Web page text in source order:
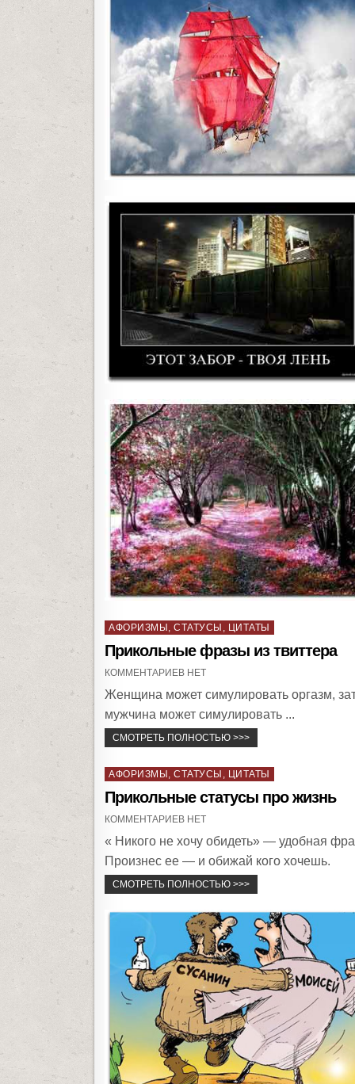
P
o
s
d
i
n
АФОРИЗМЫ, СТАТУСЫ, ЦИТАТЫ
Прикольные фразы из твиттера
КОММЕНТАРИЕВ НЕТ
Женщина может симулировать оргазм,
мужчина может симулировать ...
СМОТРЕТЬ ПОЛНОСТЬЮ >>>
P
o
s
d
i
n
АФОРИЗМЫ, СТАТУСЫ, ЦИТАТЫ
Прикольные статусы про жизнь
КОММЕНТАРИЕВ НЕТ
« Никого не хочу обидеть» — удобная
Произнес ее — и обижай кого хочешь.
СМОТРЕТЬ ПОЛНОСТЬЮ >>>